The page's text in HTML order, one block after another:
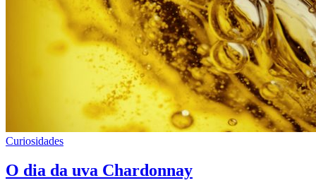
Curiosidades
O dia da uva Chardonnay